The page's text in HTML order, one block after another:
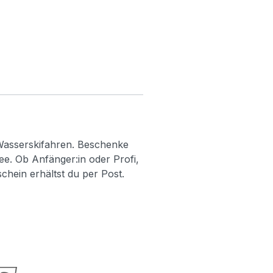
Beschenke
Ob Anfänger:in oder Profi,
erhältst du per Post.